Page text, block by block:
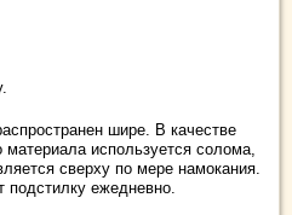
шире. В качестве
материала используется солома,
сверху по мере намокания.
подстилку ежедневно.